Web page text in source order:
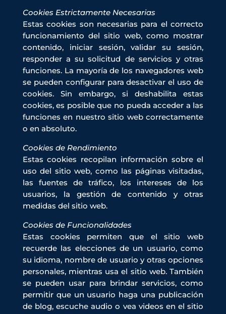
Cookies Estrictamente Necesarias
Estas cookies son necesarias para el correcto
funcionamiento del sitio web, como mostrar
contenido, iniciar sesión, validar su sesión,
responder a su solicitud de servicios y otras
funciones. La mayoría de los navegadores web
se pueden configurar para desactivar el uso de
cookies. Sin embargo, si deshabilita estas
cookies, es posible que no pueda acceder a las
funciones en nuestro sitio web correctamente
o en absoluto.
Cookies de Rendimiento
Estas cookies recopilan información sobre el
uso del sitio web, como las páginas visitadas,
las fuentes de tráfico, los intereses de los
usuarios, la gestión de contenido y otras
medidas del sitio web.
Cookies de Funcionalidades
Estas cookies permiten que el sitio web
recuerde las elecciones de un usuario, como
su idioma, nombre de usuario y otras opciones
personales, mientras usa el sitio web. También
se pueden usar para brindar servicios, como
permitir que un usuario haga una publicación
de blog, escuche audio o vea videos en el sitio